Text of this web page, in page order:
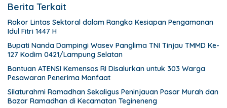
Berita Terkait
Rakor Lintas Sektoral dalam Rangka Kesiapan Pengamanan
Idul Fitri 1447 H
Bupati Nanda Dampingi Wasev Panglima TNI Tinjau TMMD Ke-
127 Kodim 0421/Lampung Selatan
Bantuan ATENSI Kemensos RI Disalurkan untuk 303 Warga
Pesawaran Penerima Manfaat
Silaturahmi Ramadhan Sekaligus Peninjauan Pasar Murah dan
Bazar Ramadhan di Kecamatan Tegineneng